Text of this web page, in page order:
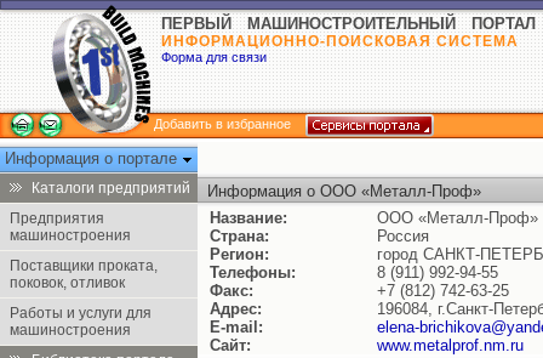
ПЕРВЫЙ МАШИНОСТРОИТЕЛЬНЫЙ ПОРТАЛ
ИНФОРМАЦИОННО-ПОИСКОВАЯ СИСТЕМА
Форма для связи
Добавить в избранное
Информация о портале
Каталоги предприятий
Предприятия
машиностроения
Поставщики проката,
поковок, отливок
Работы и услуги для
машиностроения
Информация о ООО «Металл-Проф»
Название:
ООО «Металл-Проф»
Страна:
Россия
Регион:
город САНКТ-
Телефоны:
8 (911) 992-94-55
Факс:
+7 (812) 742-63-25
Адрес:
196084, г.Санкт-
E-mail:
elena-
Сайт:
www.metalprof.nm.ru